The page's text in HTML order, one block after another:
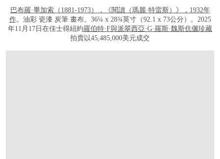
巴布羅·畢加索（1881-1973），《閱讀（瑪麗·特雷斯）》，1932年
作。油彩 瓷漆 炭筆 畫布。36¼ x 28¾英寸（92.1 x 73公分）。2025
年11月17日在佳士得紐約羅伯特·F與派翠西亞·G·羅斯·魏斯伉儷珍藏
拍賣以45,485,000美元成交